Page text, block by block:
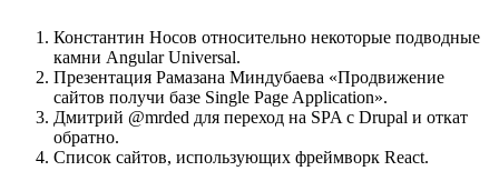
Константин Носов относительно некоторые подводные
камни Angular Universal.
Презентация Рамазана Миндубаева «Продвижение
сайтов получи базе Single Page Application».
Дмитрий @mrded для переход на SPA c Drupal и откат
обратно.
Список сайтов, использующих фреймворк React.